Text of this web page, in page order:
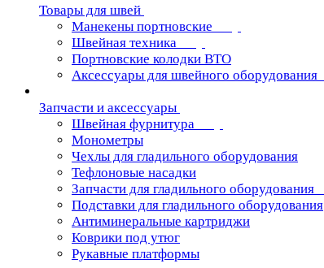
Товары для швей
Манекены портновские
Швейная техника
Портновские колодки ВТО
Аксессуары для швейного оборудования
Запчасти и аксессуары
Швейная фурнитура
Монометры
Чехлы для гладильного оборудования
Тефлоновые насадки
Запчасти для гладильного оборудования
Подставки для гладильного оборудования
Антиминеральные картриджи
Коврики под утюг
Рукавные платформы